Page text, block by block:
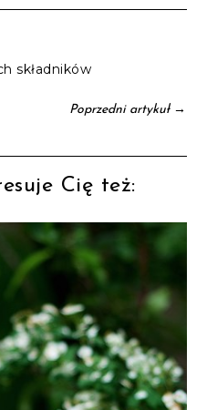
składników
Poprzedni artykuł→
Cię też: